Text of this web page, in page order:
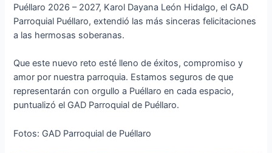
Puéllaro 2026 – 2027, Karol Dayana León Hidalgo, el GAD
Parroquial Puéllaro, extendió las más sinceras felicitaciones
a las hermosas soberanas.
Que este nuevo reto esté lleno de éxitos, compromiso y
amor por nuestra parroquia. Estamos seguros de que
representarán con orgullo a Puéllaro en cada espacio,
puntualizó el GAD Parroquial de Puéllaro.
Fotos: GAD Parroquial de Puéllaro